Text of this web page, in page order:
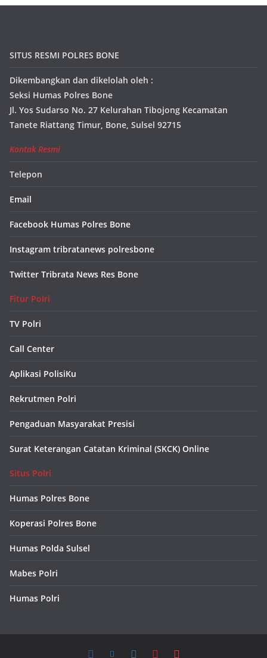
SITUS RESMI POLRES BONE
Dikembangkan dan dikelolah oleh :
Seksi Humas Polres Bone
Jl. Yos Sudarso No. 27 Kelurahan Tibojong Kecamatan
Tanete Riattang Timur, Bone, Sulsel 92715
Kontak Resmi
Telepon
Email
Facebook Humas Polres Bone
Instagram tribratanews polresbone
Twitter Tribrata News Res Bone
Fitur Polri
TV Polri
Call Center
Aplikasi PolisiKu
Rekrutmen Polri
Pengaduan Masyarakat Presisi
Surat Keterangan Catatan Kriminal (SKCK) Online
Situs Polri
Humas Polres Bone
Koperasi Polres Bone
Humas Polda Sulsel
Mabes Polri
Humas Polri